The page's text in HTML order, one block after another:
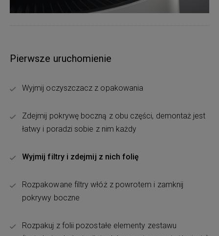
Pierwsze uruchomienie
Wyjmij oczyszczacz z opakowania
Zdejmij pokrywę boczną z obu części, demontaż jest
łatwy i poradzi sobie z nim każdy
Wyjmij filtry i zdejmij z nich folię
Rozpakowane filtry włóż z powrotem i zamknij
pokrywy boczne
Rozpakuj z folii pozostałe elementy zestawu